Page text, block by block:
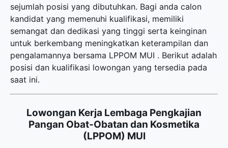
sejumlah posisi yang dibutuhkan. Bagi anda calon
kandidat yang memenuhi kualifikasi, memiliki
semangat dan dedikasi yang tinggi serta keinginan
untuk berkembang meningkatkan keterampilan dan
pengalamannya bersama LPPOM MUI . Berikut adalah
posisi dan kualifikasi lowongan yang tersedia pada
saat ini.
Lowongan Kerja Lembaga Pengkajian
Pangan Obat-Obatan dan Kosmetika
(LPPOM) MUI